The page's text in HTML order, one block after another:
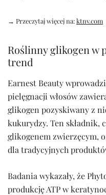
→ Przeczytaj więcej na:ktnv.com
Roślinny glikogen w
trend
Earnest Beauty
pielęgnacji włosów
glikogen pozyskiwany z
kukurydzy. Ten składnik,
glikogenem zwierzęcym,
dla tradycyjnych
Badania wykazały, że
produkcję ATP w